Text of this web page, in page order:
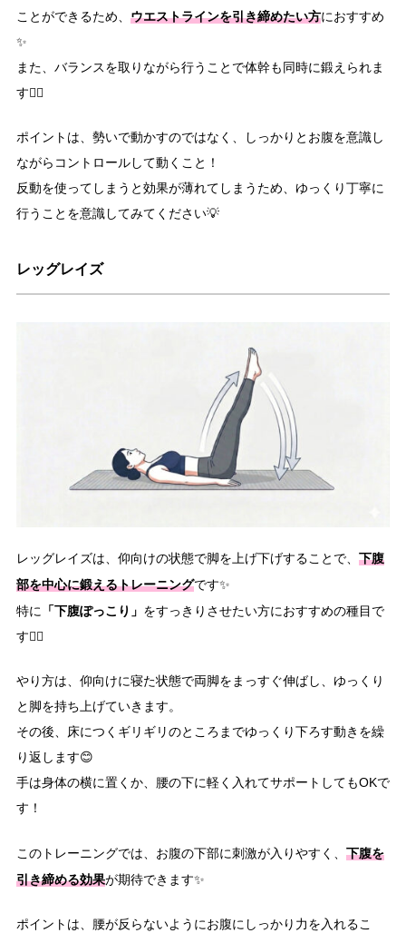
ことができるため、 ウエストラインを引き締めたい方におすすめ
✨
また、バランスを取りながら行うことで体幹も同時に鍛えられま
す👍🏻
ポイントは、勢いで動かすのではなく、しっかりとお腹を意識し
ながらコントロールして動くこと！
反動を使ってしまうと効果が薄れてしまうため、ゆっくり丁寧に
行うことを意識してみてください💡
レッグレイズ
レッグレイズは、仰向けの状態で脚を上げ下げすることで、 下腹
部を中心に鍛えるトレーニングです✨
特に 「下腹ぽっこり」 をすっきりさせたい方におすすめの種目で
す👍🏻
やり方は、仰向けに寝た状態で両脚をまっすぐ伸ばし、ゆっくり
と脚を持ち上げていきます。
その後、床につくギリギリのところまでゆっくり下ろす動きを繰
り返します😊
手は身体の横に置くか、腰の下に軽く入れてサポートしてもOKで
す！
このトレーニングでは、お腹の下部に刺激が入りやすく、 下腹を
引き締める効果が期待できます✨
ポイントは、腰が反らないようにお腹にしっかり力を入れるこ